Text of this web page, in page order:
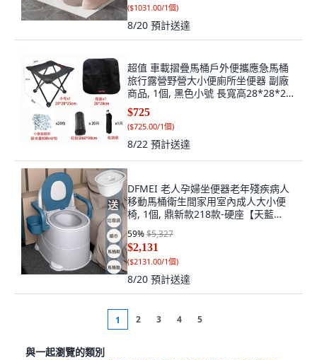
($1031.00/1個)
8/20 預計送達
超值 車載摺疊馬桶戶外便攜應急馬桶
旅行露營野營大小便廁所坐便器 副廠
商品, 1個, 黑色小號 長寬高28*28*25
適合兒
$725
($725.00/1個)
8/22 預計送達
DFMEI 老人孕婦坐便器老年殘疾病人
移動馬桶衛生間家用室內成人大小便
椅, 1個, 鼎新款218款-硬座【天藍
色】-盛尿桶：房間用【承重500斤:如
圖
59%$5,327
$2,131
($2131.00/1個)
8/20 預計送達
1 2 3 4 5
與一起瀏覽的類別